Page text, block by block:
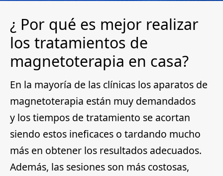
¿ Por qué es mejor realizar
los tratamientos de
magnetoterapia en casa?
En la mayoría de las clínicas los aparatos de
magnetoterapia están muy demandados
y los tiempos de tratamiento se acortan
siendo estos ineficaces o tardando mucho
más en obtener los resultados adecuados.
Además, las sesiones son más costosas,